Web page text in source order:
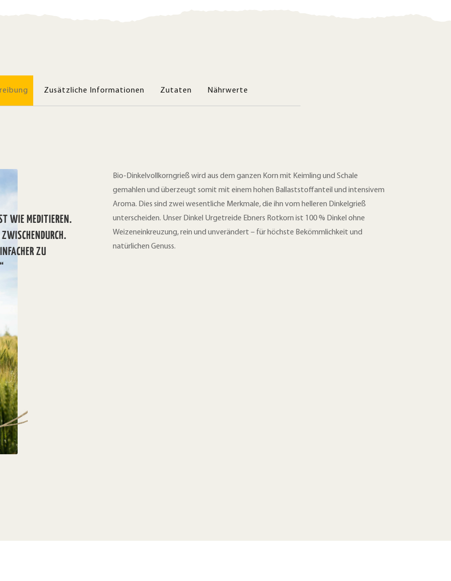
Zusätzliche Informationen Zutaten Nährwerte
WIE MEDITIEREN.
ZWISCHENDURCH.
ZU
Bio-Dinkelvollkorngrieß wird aus dem ganzen Korn mit Keimling und Schale
gemahlen und überzeugt somit mit einem hohen Ballaststoffanteil und intensivem
Aroma. Dies sind zwei wesentliche Merkmale, die ihn vom helleren Dinkelgrieß
unterscheiden. Unser Dinkel Urgetreide Ebners Rotkorn ist 100 % Dinkel ohne
Weizeneinkreuzung, rein und unverändert – für höchste Bekömmlichkeit und
natürlichen Genuss.